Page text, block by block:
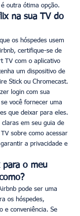
outra ótima opção.
na sua TV do
os hóspedes usem
certifique-se de
TV com o aplicativo
um dispositivo de
Stick ou Chromecast.
login com sua
você fornecer uma
que deixar para eles.
em seu guia de
sobre como acessar
a privacidade e
para o meu
pode ser uma
os hóspedes,
e conveniência. Se